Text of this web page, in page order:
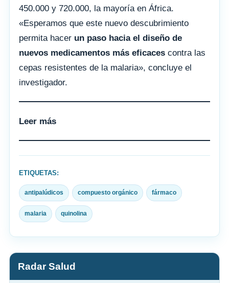
450.000 y 720.000, la mayoría en África.
«Esperamos que este nuevo descubrimiento
permita hacer un paso hacia el diseño de
nuevos medicamentos más eficaces contra las
cepas resistentes de la malaria», concluye el
investigador.
Leer más
ETIQUETAS:
antipalúdicos compuesto orgánico fármaco
malaria quinolina
Radar Salud